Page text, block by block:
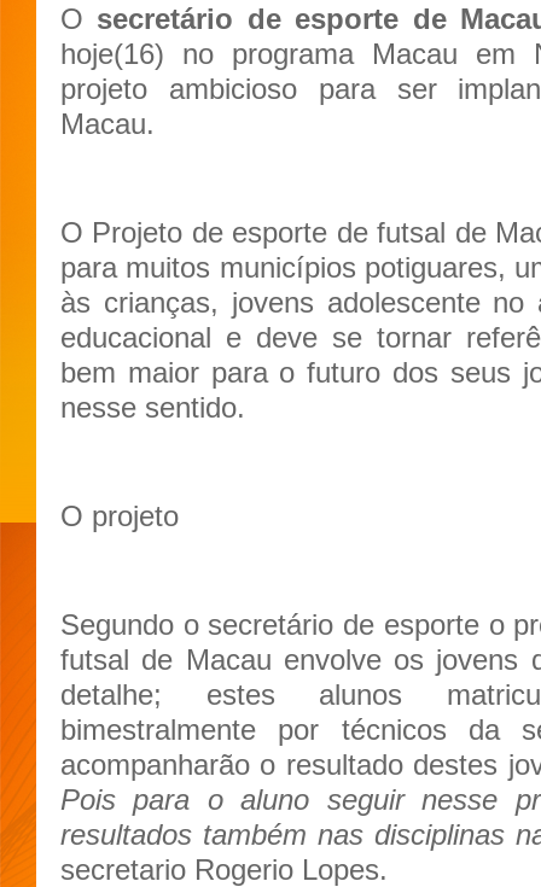
O secretário de esporte de
hoje(16) no programa Macau em
projeto ambicioso para ser
Macau.
O Projeto de esporte de futsal de
para muitos municípios potiguares,
às crianças, jovens adolescente no
educacional e deve se tornar
bem maior para o futuro dos seus
nesse sentido.
O projeto
Segundo o secretário de esporte o
futsal de Macau envolve os jovens
detalhe; estes alunos
bimestralmente por técnicos da
acompanharão o resultado destes
Pois para o aluno seguir nesse
resultados também nas disciplinas
secretario Rogerio Lopes.